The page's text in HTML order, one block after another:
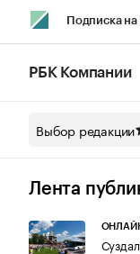
Подписка на
Технологии
РБК Компании
Выбор редакции
Лента